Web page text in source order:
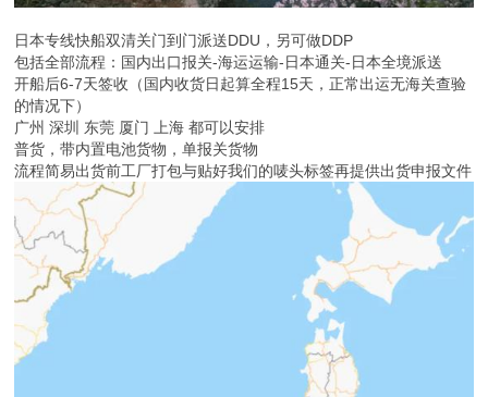
日本专线快船双清关门到门派送DDU，另可做DDP
包括全部流程：国内出口报关-海运运输-日本通关-日本全境派送
开船后6-7天签收（国内收货日起算全程15天，正常出运无海关查验
的情况下）
广州 深圳 东莞 厦门 上海 都可以安排
普货，带内置电池货物，单报关货物
流程简易出货前工厂打包与贴好我们的唛头标签再提供出货申报文件